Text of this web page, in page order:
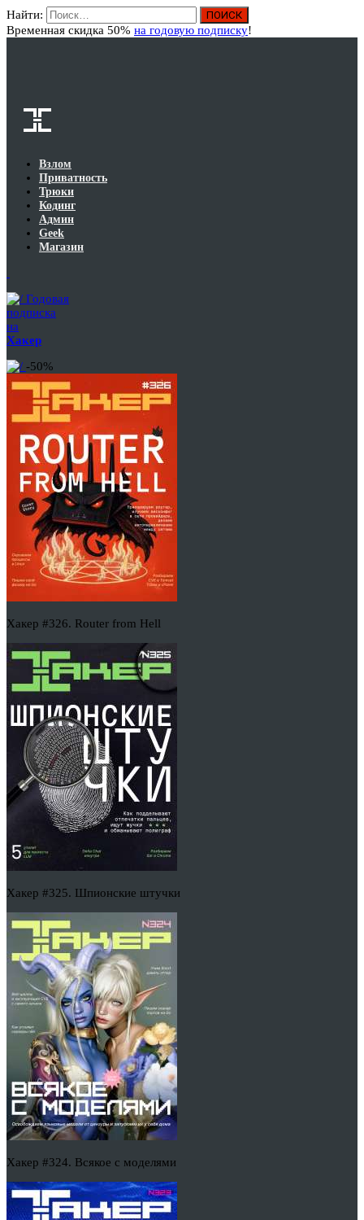
Найти:
Временная скидка 50% на годовую подписку!
Взлом
Приватность
Трюки
Кодинг
Админ
Geek
Магазин
Годовая
подписка
на
Хакер
-50%
Хакер #326. Router from Hell
Хакер #325. Шпионские штучки
Хакер #324. Всякое с моделями